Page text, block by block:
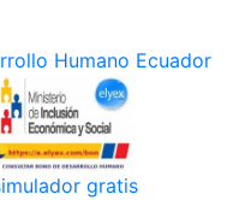
Humano Ecuador
gratis